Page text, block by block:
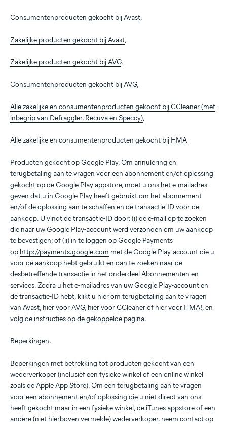
Consumentenproducten gekocht bij Avast,
Zakelijke producten gekocht bij Avast,
Zakelijke producten gekocht bij AVG,
Consumentenproducten gekocht bij AVG,
Alle zakelijke en consumentenproducten gekocht bij CCleaner (met
inbegrip van Defraggler, Recuva en Speccy),
Alle zakelijke en consumentenproducten gekocht bij HMA
Producten gekocht op Google Play. Om annulering en
terugbetaling aan te vragen voor een abonnement en/of oplossing
gekocht op de Google Play appstore, moet u ons het e-mailadres
geven dat u in Google Play heeft gebruikt om het abonnement
en/of de oplossing aan te schaffen en de transactie-ID voor de
aankoop. U vindt de transactie-ID door: (i) de e-mail op te zoeken
die naar uw Google Play-account werd verzonden om uw aankoop
te bevestigen; of (ii) in te loggen op Google Payments
op http://payments.google.com met de Google Play-account die u
voor de aankoop hebt gebruikt en dan te zoeken naar de
desbetreffende transactie in het onderdeel Abonnementen en
services. Zodra u het e-mailadres van uw Google Play-account en
de transactie-ID hebt, klikt u hier om terugbetaling aan te vragen
van Avast, hier voor AVG, hier voor CCleanerof hier voor HMA!, en
volg de instructies op de gekoppelde pagina.
Beperkingen.
Beperkingen met betrekking tot producten gekocht van een
wederverkoper (inclusief een fysieke winkel of een online winkel
zoals de Apple App Store). Om een terugbetaling aan te vragen
voor een abonnement en/of oplossing die u niet direct van ons
heeft gekocht maar in een fysieke winkel, de iTunes appstore of een
andere (niet hierboven vermelde) wederverkoper, neem contact op